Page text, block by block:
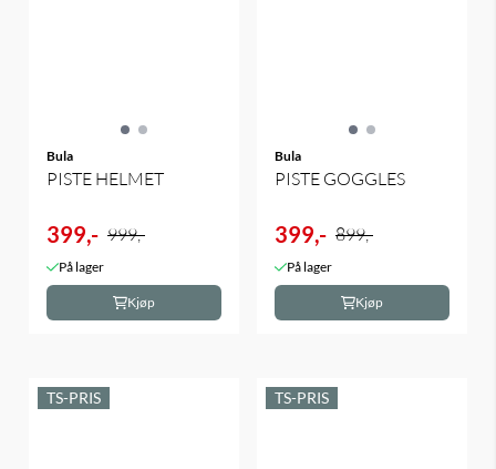
Bula
PISTE HELMET
399,- 999,-
På lager
Kjøp
Bula
PISTE GOGGLES
399,- 899,-
På lager
Kjøp